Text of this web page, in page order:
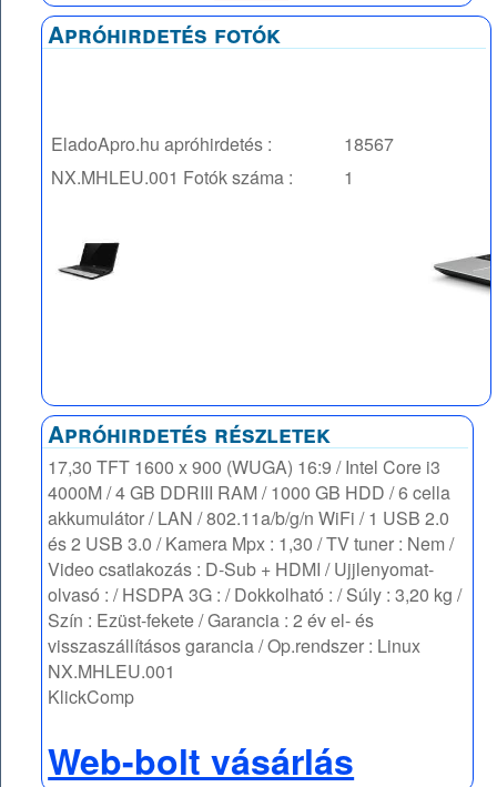
Apróhirdetés fotók
EladoApro.hu apróhirdetés :
18567
NX.MHLEU.001 Fotók száma : 1
Apróhirdetés részletek
17,30 TFT 1600 x 900 (WUGA) 16:9 / Intel Core i3
4000M / 4 GB DDRIII RAM / 1000 GB HDD / 6 cella
akkumulátor / LAN / 802.11a/b/g/n WiFi / 1 USB 2.0
és 2 USB 3.0 / Kamera Mpx : 1,30 / TV tuner : Nem /
Video csatlakozás : D-Sub + HDMI / Ujjlenyomat-
olvasó : / HSDPA 3G : / Dokkolható : / Súly : 3,20 kg /
Szín : Ezüst-fekete / Garancia : 2 év el- és
visszaszállításos garancia / Op.rendszer : Linux
NX.MHLEU.001
KlickComp
Web-bolt vásárlás